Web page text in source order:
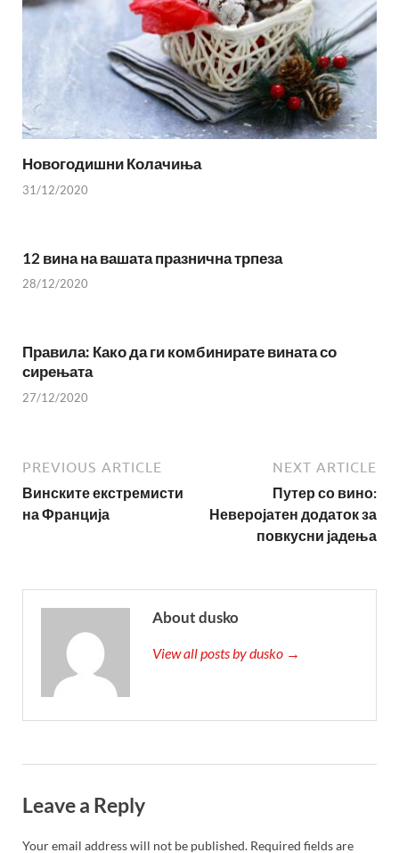
Новогодишни Колачиња
31/12/2020
12 вина на вашата празнична трпеза
28/12/2020
Правила: Како да ги комбинирате вината со
сирењата
27/12/2020
PREVIOUS ARTICLE
Винските екстремисти
на Франција
NEXT ARTICLE
Путер со вино:
Неверојатен додаток за
повкусни јадења
About dusko
View all posts by dusko →
Leave a Reply
Your email address will not be published. Required fields are